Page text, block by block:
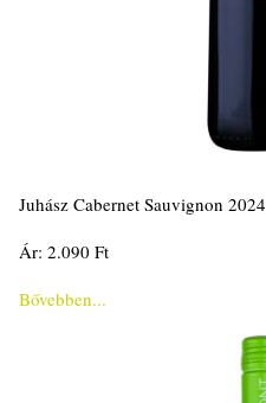
Juhász Cabernet Sauvignon 2024
Ár: 2.090 Ft
Bővebben...